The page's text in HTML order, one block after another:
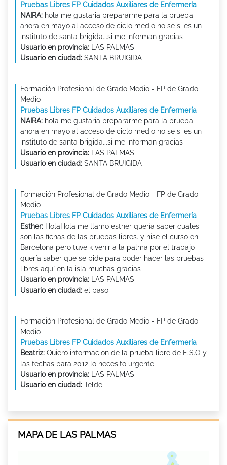
Pruebas Libres FP Cuidados Auxiliares de Enfermería
NAIRA: hola me gustaria prepararme para la prueba
ahora en mayo al acceso de ciclo medio no se si es un
instituto de santa brigida...si me informan gracias
Usuario en provincia: LAS PALMAS
Usuario en ciudad: SANTA BRUIGIDA
Formación Profesional de Grado Medio - FP de Grado
Medio
Pruebas Libres FP Cuidados Auxiliares de Enfermería
NAIRA: hola me gustaria prepararme para la prueba
ahora en mayo al acceso de ciclo medio no se si es un
instituto de santa brigida...si me informan gracias
Usuario en provincia: LAS PALMAS
Usuario en ciudad: SANTA BRUIGIDA
Formación Profesional de Grado Medio - FP de Grado
Medio
Pruebas Libres FP Cuidados Auxiliares de Enfermería
Esther: HolaHola me llamo esther quería saber cuales
son las fichas de las pruebas libres. y hise el curso en
Barcelona pero tuve k venir a la palma por el trabajo
quería saber que se pide para poder hacer las pruebas
libres aquí en la isla muchas gracias
Usuario en provincia: LAS PALMAS
Usuario en ciudad: el paso
Formación Profesional de Grado Medio - FP de Grado
Medio
Pruebas Libres FP Cuidados Auxiliares de Enfermería
Beatriz: Quiero informacion de la prueba libre de E.S.O y
las fechas para 2012 lo necesito urgente
Usuario en provincia: LAS PALMAS
Usuario en ciudad: Telde
MAPA DE LAS PALMAS